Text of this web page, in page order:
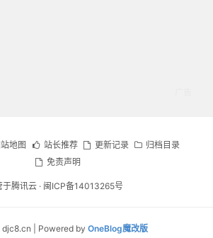
地图 站长推荐 更新记录
归档目录
免责声明
于腾讯云 · 闽ICP备14013265号
| Powered by OneBlog魔改版